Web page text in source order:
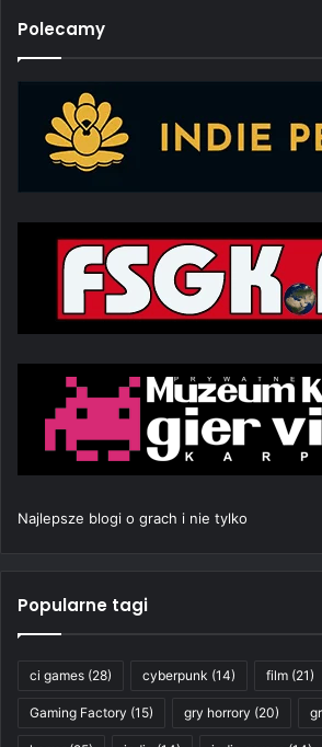
Polecamy
Najlepsze blogi o grach i nie tylko
Popularne tagi
ci games (28) cyberpunk (14) film (21)
Gaming Factory (15) gry horrory (20)